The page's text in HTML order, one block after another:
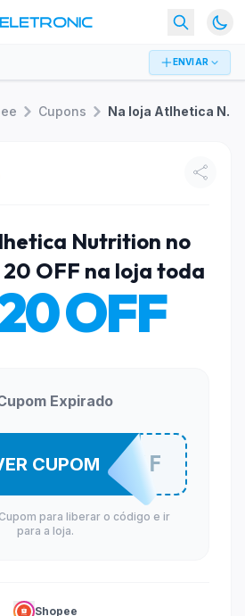
ENVIAR
Cupons Na loja Atlhetica Nutrition no Shopee: R$ 20 OFF na loja toda
Nutrition no
20 OFF na loja toda
OFF
Expirado
ATLH20OFF
CUPOM
para liberar o código e ir
para a loja.
Shopee